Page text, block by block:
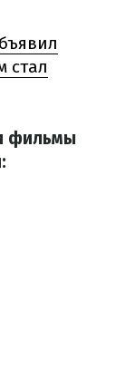
стал
фильмы